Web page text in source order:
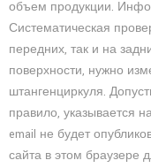
объем продукции.
Систематическая
передних, так и на
поверхности, нужно
штангенциркуля.
правило, указывается
email не будет
сайта в этом браузере